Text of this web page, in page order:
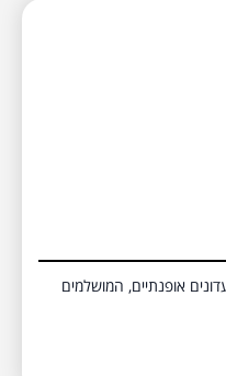
אופנתיים, המושלמים